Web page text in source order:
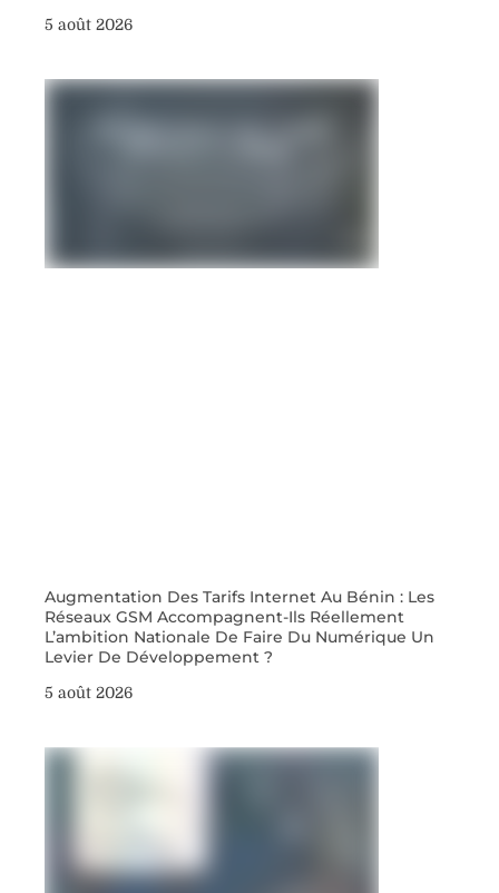
5 août 2026
Augmentation Des Tarifs Internet Au Bénin : Les
Réseaux GSM Accompagnent-Ils Réellement
L’ambition Nationale De Faire Du Numérique Un
Levier De Développement ?
5 août 2026